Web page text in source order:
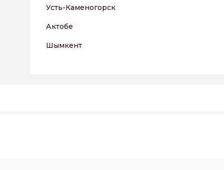
Усть-Каменогорск
Актобе
Шымкент